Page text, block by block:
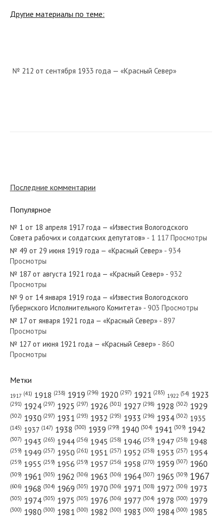
Другие материалы по теме:
№ 212 от сентября 1933 года — «Красный Север»
№ 122 от июня 1933 года — «Красный Север»
№ 181 от сентября 1955 года — «Красный Север»
№ 47 от февраля 1979 года — «Красный Север»
№ 30 от февраля 1945 года — «Красный Север»
№ 238 от октября 1923 года — «Красный Север»
Последние комментарии
Популярное
№ 1 от 18 апреля 1917 года — «Известия Вологодского
Совета рабочих и солдатских депутатов» - 1 117 Просмотры
№ 49 от 29 июня 1919 года — «Красный Север» - 934
Просмотры
№ 187 от августа 1921 года — «Красный Север» - 932
Просмотры
№ 9 от 14 января 1919 года — «Известия Вологодского
Губернского Исполнительного Комитета» - 903 Просмотры
№ 17 от января 1921 года — «Красный Север» - 897
Просмотры
№ 127 от июня 1921 года — «Красный Север» - 860
Просмотры
Метки
1917 (41) 1918 (238) 1919 (296) 1920 (297) 1921 (285) 1922 (54) 1923
(291) 1924 (297) 1925 (297) 1926 (301) 1927 (298) 1928 (302) 1929
(302) 1930 (297) 1931 (293) 1932 (295) 1933 (296) 1934 (302) 1935
(145) 1937 (147) 1938 (300) 1939 (299) 1940 (304) 1941 (309) 1942
(307) 1943 (265) 1944 (256) 1945 (258) 1946 (259) 1947 (258) 1948
(259) 1949 (257) 1950 (261) 1951 (257) 1952 (258) 1953 (257) 1954
(259) 1955 (259) 1956 (259) 1957 (256) 1958 (270) 1959 (307) 1960
(309) 1961 (305) 1962 (306) 1963 (306) 1964 (307) 1965 (309) 1967
(606) 1968 (304) 1969 (305) 1970 (306) 1971 (308) 1972 (306) 1973
(305) 1974 (305) 1975 (305) 1976 (306) 1977 (304) 1978 (300) 1979
(300) 1980 (300) 1981 (300) 1982 (300) 1983 (300) 1984 (300) 1985